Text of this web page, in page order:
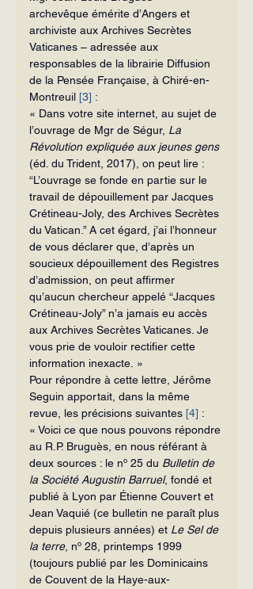
archevêque émérite d’Angers et
archiviste aux Archives Secrètes
Vaticanes – adressée aux
responsables de la librairie Diffusion
de la Pensée Française, à Chiré-en-
Montreuil [3] :
« Dans votre site internet, au sujet de
l’ouvrage de Mgr de Ségur, La
Révolution expliquée aux jeunes gens
(éd. du Trident, 2017), on peut lire :
“L’ouvrage se fonde en partie sur le
travail de dépouillement par Jacques
Crétineau-Joly, des Archives Secrètes
du Vatican.” A cet égard, j’ai l’honneur
de vous déclarer que, d’après un
soucieux dépouillement des Registres
d’admission, on peut affirmer
qu’aucun chercheur appelé “Jacques
Crétineau-Joly” n’a jamais eu accès
aux Archives Secrètes Vaticanes. Je
vous prie de vouloir rectifier cette
information inexacte. »
Pour répondre à cette lettre, Jérôme
Seguin apportait, dans la même
revue, les précisions suivantes [4] :
« Voici ce que nous pouvons répondre
au R.P. Bruguès, en nous référant à
deux sources : le nº 25 du Bulletin de
la Société Augustin Barruel, fondé et
publié à Lyon par Étienne Couvert et
Jean Vaquié (ce bulletin ne paraît plus
depuis plusieurs années) et Le Sel de
la terre, nº 28, printemps 1999
(toujours publié par les Dominicains
de Couvent de la Haye-aux-